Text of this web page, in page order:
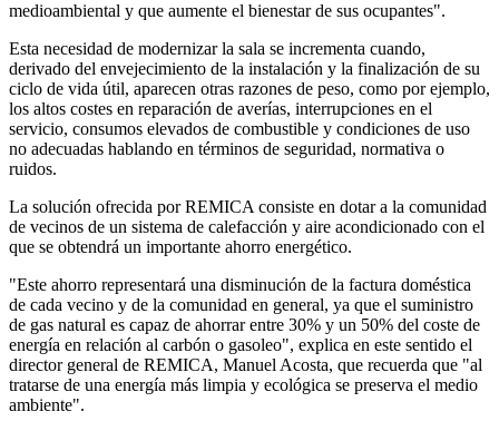
medioambiental y que aumente el bienestar de sus ocupantes".
Esta necesidad de modernizar la sala se incrementa cuando,
derivado del envejecimiento de la instalación y la finalización de su
ciclo de vida útil, aparecen otras razones de peso, como por ejemplo,
los altos costes en reparación de averías, interrupciones en el
servicio, consumos elevados de combustible y condiciones de uso
no adecuadas hablando en términos de seguridad, normativa o
ruidos.
La solución ofrecida por REMICA consiste en dotar a la comunidad
de vecinos de un sistema de calefacción y aire acondicionado con el
que se obtendrá un importante ahorro energético.
"Este ahorro representará una disminución de la factura doméstica
de cada vecino y de la comunidad en general, ya que el suministro
de gas natural es capaz de ahorrar entre 30% y un 50% del coste de
energía en relación al carbón o gasoleo", explica en este sentido el
director general de REMICA, Manuel Acosta, que recuerda que "al
tratarse de una energía más limpia y ecológica se preserva el medio
ambiente".